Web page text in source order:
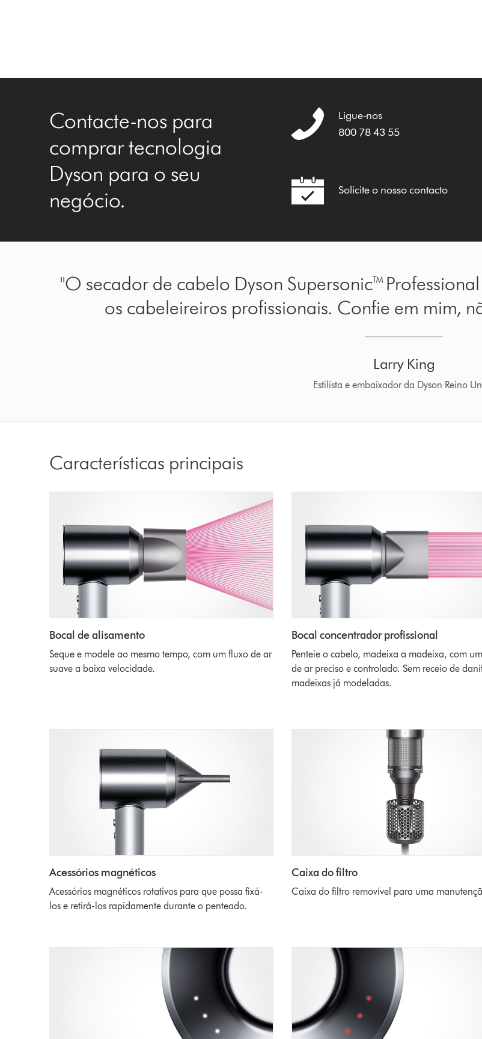
Contacte-nos para
comprar tecnologia
Dyson para o seu
negócio.
Ligue-nos
800 78 43 55
Solicite o nosso contacto
"O secador de cabelo Dyson Supersonic™
os cabeleireiros profissionais. Confie em mim,
Larry King
Estilista e embaixador da Dyson Reino
Características principais
Bocal de alisamento
Seque e modele ao mesmo tempo, com um fluxo de ar
suave a baixa velocidade.
Bocal concentrador profissional
Penteie o cabelo, madeixa a madeixa, com
de ar preciso e controlado. Sem receio de
madeixas já modeladas.
Acessórios magnéticos
Acessórios magnéticos rotativos para que possa fixá-
los e retirá-los rapidamente durante o penteado.
Caixa do filtro
Caixa do filtro removível para uma